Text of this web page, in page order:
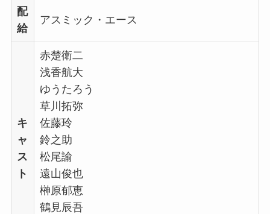
配
給
アスミック・エース
キ
ャ
ス
ト
赤楚衛二
浅香航大
ゆうたろう
草川拓弥
佐藤玲
鈴之助
松尾諭
遠山俊也
榊原郁恵
鶴見辰吾